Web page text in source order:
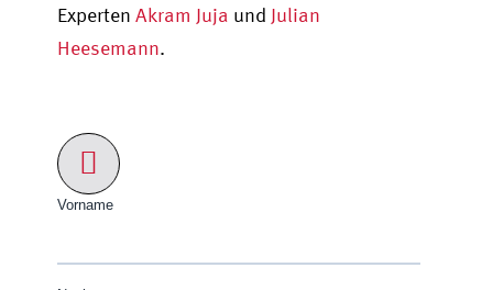
ExpertenAkram Juja und Julian
Heesemann.